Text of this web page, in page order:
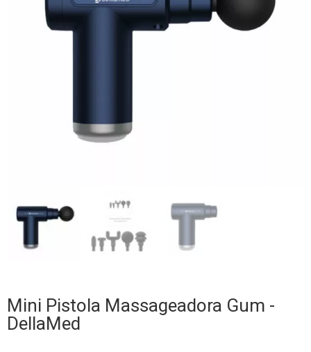
Mini Pistola Massageadora Gum -
DellaMed